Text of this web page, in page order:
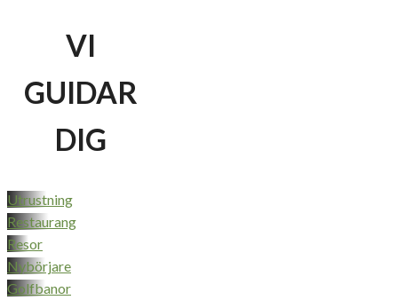
VI
GUIDAR
DIG
Utrustning
Restaurang
Resor
Nybörjare
Golfbanor